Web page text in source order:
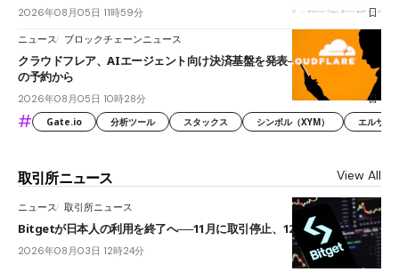
2026年08月05日 11時59分
ニュース ブロックチェーンニュース
クラウドフレア、AIエージェント向け決済基盤を発表──まずハンドル名
の予約から
2026年08月05日 10時28分
# Gate.io 分析ツール スタックス シンボル（XYM） エルサル
取引所ニュース View All
ニュース 取引所ニュース
Bitgetが日本人の利用を終了へ──11月に取引停止、12月末に強制決済
2026年08月03日 12時24分